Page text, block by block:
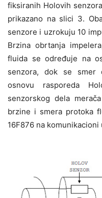
fiksiranih Holovih
prikazano na slici 3.
senzore i uzrokuju 10
Brzina obrtanja
fluida se određuje na
senzora, dok se smer
osnovu rasporeda
senzorskog dela
brzine i smera protoka
16F876 na komunikacioni